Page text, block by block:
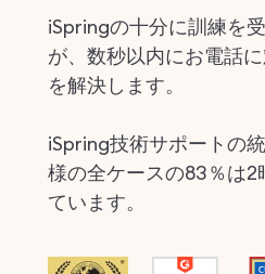
iSpringの十分に訓練を
が、数秒以内にお電話
を解決します。
iSpring技術サポートの
様の全ケースの83％は
ています。